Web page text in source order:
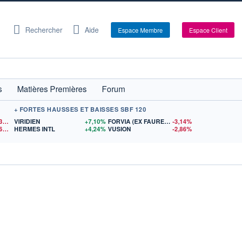
Rechercher Aide Espace Membre Espace Client
Matières Premières
Forum
1,1535$US
15,56
$US
+ FORTES HAUSSES ET BAISSES SBF 120
VIRIDIEN
+7,10%
HERMES INTL
+4,24%
FORVIA (EX FAURECIA) -3,14%
VUSION
-2,86%